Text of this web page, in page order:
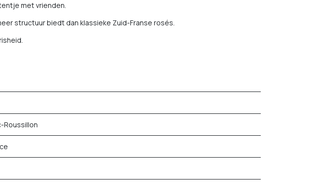
met vrienden.
structuur biedt dan klassieke Zuid-Franse rosés.
Roussillon